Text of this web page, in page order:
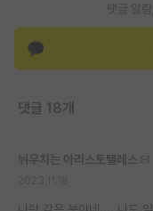
댓글 알
댓글 18개
뉘우치는 아리스토텔레스